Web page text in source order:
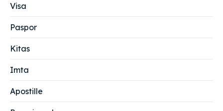
Visa
Paspor
Kitas
Imta
Apostille